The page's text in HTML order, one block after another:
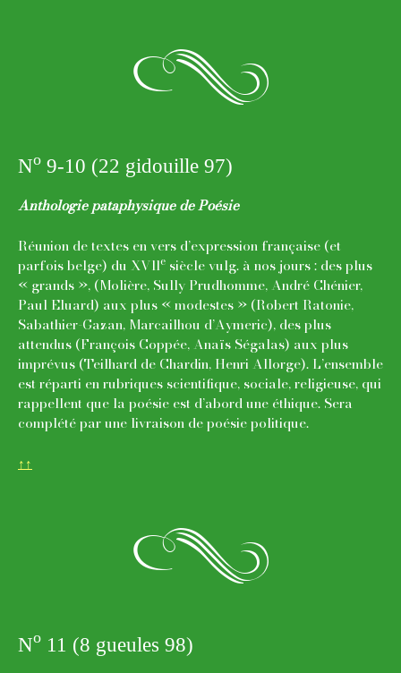
n
No 9-10 (22 gidouille 97)
Anthologie pataphysique de Poésie
Réunion de textes en vers d’expression française (et
parfois belge) du XVlle siècle vulg. à nos jours : des plus
« grands », (Molière, Sully Prudhomme, André Chénier,
Paul Eluard) aux plus « modestes » (Robert Ratonie,
Sabathier-Gazan, Marcailhou d’Aymeric), des plus
attendus (François Coppée, Anaïs Ségalas) aux plus
imprévus (Teilhard de Chardin, Henri Allorge). L’ensemble
est réparti en rubriques scientifique, sociale, religieuse, qui
rappellent que la poésie est d’abord une éthique. Sera
complété par une livraison de poésie politique.
↑↑
n
No 11 (8 gueules 98)